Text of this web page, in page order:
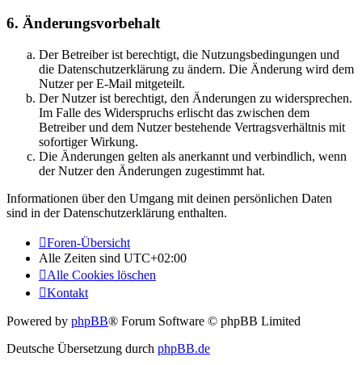
6. Änderungsvorbehalt
Der Betreiber ist berechtigt, die Nutzungsbedingungen und
die Datenschutzerklärung zu ändern. Die Änderung wird dem
Nutzer per E-Mail mitgeteilt.
Der Nutzer ist berechtigt, den Änderungen zu widersprechen.
Im Falle des Widerspruchs erlischt das zwischen dem
Betreiber und dem Nutzer bestehende Vertragsverhältnis mit
sofortiger Wirkung.
Die Änderungen gelten als anerkannt und verbindlich, wenn
der Nutzer den Änderungen zugestimmt hat.
Informationen über den Umgang mit deinen persönlichen Daten
sind in der Datenschutzerklärung enthalten.
Foren-Übersicht
Alle Zeiten sind UTC+02:00
Alle Cookies löschen
Kontakt
Powered by phpBB® Forum Software © phpBB Limited
Deutsche Übersetzung durch phpBB.de